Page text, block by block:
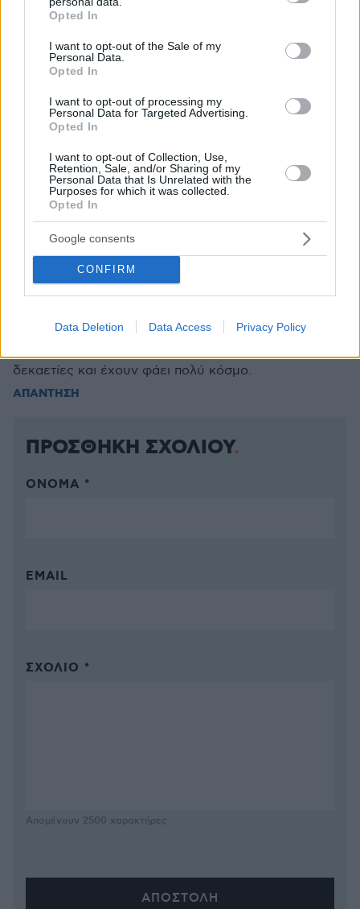
grant or deny consent to Google and its third-party tags to
use your data for below specified purposes in below Google
consent section.
Opted In
I want to opt-out of the Sale of my
Personal Data.
Opted In
I want to opt-out of processing my
Personal Data for Targeted Advertising.
Opted In
I want to opt-out of Collection, Use,
Retention, Sale, and/or Sharing of my
Personal Data that Is Unrelated with the
Purposes for which it was collected.
Opted In
Google consents
CONFIRM
Data Deletion Data Access Privacy Policy
05.05.2022, 14:29
Τελικά, θα μάθουμε ότι ο covid είναι όσο επικίνδυνος
όσο και η γρίπη. Απλά πέθαιναν από άλλες αιτίες
όντας φορείς του ιού.
ΑΠΑΝΤΗΣΗ
εκεί
05.05.2022, 16:18
εσύ. Το αν εξελίσσεται μέχρι στιγμής σε κάτι
παρόμοιας επικινδυνότητας με τη γρίπη δε
σημαίνει πως ήταν εξαρχής έτσι. Αλλά μπορείς να
ξεκολλήσεις; Μπορείς; Όχι!
ΑΠΑΝΤΗΣΗ
05.05.2022, 14:28
Επόμενος εφιάλτης; Αυτά υπάρχουν εδώ και
δεκαετίες και έχουν φάει πολύ κόσμο.
ΑΠΑΝΤΗΣΗ
ΠΡΟΣΘΗΚΗ ΣΧΟΛΙΟΥ
ΌΝΟΜΑ *
EMAIL
ΣΧΌΛΙΟ *
Απομένουν 2500 χαρακτήρες